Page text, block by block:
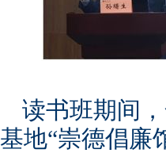
读书班期间
基地“崇德倡廉